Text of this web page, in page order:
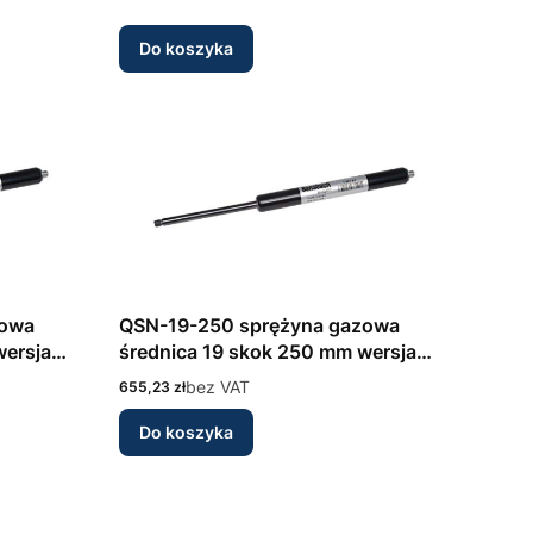
Do koszyka
QSN-19-250 sprężyna gazowa
średnica 19 skok 250 mm wersja
nierdzewna INOX 316L Bansbach
Cena
655,23 złbez VAT
Do koszyka